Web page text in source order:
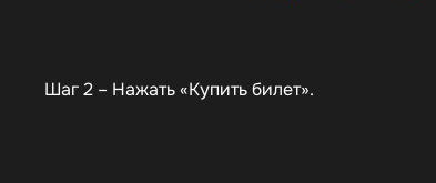
Шаг 2 – Нажать «Купить билет».